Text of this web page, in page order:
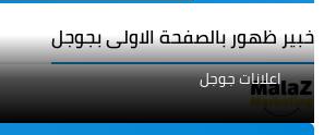
خبير ظهور بالصفحة الاولى بجوجل
اعلانات جوجل